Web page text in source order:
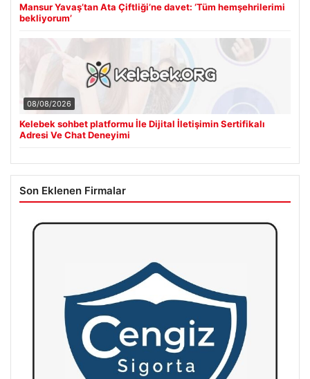
Mansur Yavaş’tan Ata Çiftliği’ne davet: ‘Tüm hemşehrilerimi
bekliyorum’
08/08/2026
Kelebek sohbet platformu İle Dijital İletişimin Sertifikalı
Adresi Ve Chat Deneyimi
Son Eklenen Firmalar